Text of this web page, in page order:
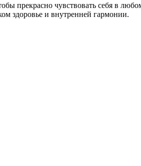
прекрасно чувствовать себя в
здоровье и внутренней гармонии.